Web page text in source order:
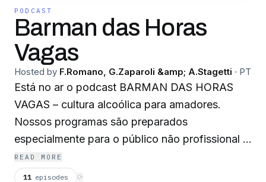
PODCAST
Barman das Horas
Vagas
Hosted by F.Romano, G.Zaparoli &amp; A.Stagetti · PT
Está no ar o podcast BARMAN DAS HORAS
VAGAS – cultura alcoólica para amadores.
Nossos programas são preparados
especialmente para o público não profissional e
tem como objetivo principal a difusão da
coquetelaria e de cultura de forma geral, para
READ MORE
11 episodes ⟳